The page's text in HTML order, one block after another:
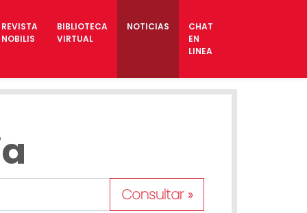
REVISTA
NOBILIS
BIBLIOTECA
VIRTUAL
NOTICIAS
CHAT
EN
LINEA
Consultar »